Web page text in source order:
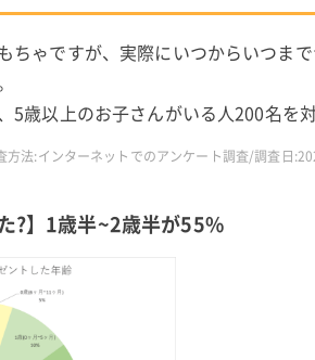
ちゃですが、実際にいつからいつま
5歳以上のお子さんがいる人200名を
法:インターネットでのアンケート調査/調査日
?】1歳半~2歳半が55%